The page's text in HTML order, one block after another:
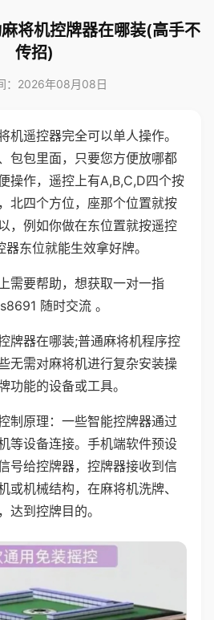
将机控牌器在哪装(高手不
传招)
：2026年08月08日
机遥控器完全可以单人操作。
包包里面，只要您方便放哪都
操作，遥控上有A,B,C,D四个按
北四个方位，座那个位置就按
，例如你做在东位置就按遥控
东位就能生效拿好牌。
需要帮助，想获取一对一指
随时交流 。
牌器在哪装;普通麻将机程序控
无需对麻将机进行复杂安装操
功能的设备或工具。
制原理：一些智能控牌器通过
等设备连接。手机端软件预设
号给控牌器，控牌器接收到信
或机械结构，在麻将机洗牌、
达到控牌目的。